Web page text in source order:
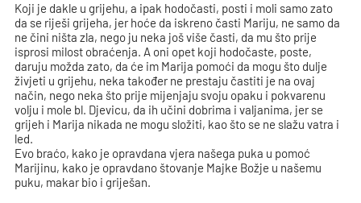
Koji je dakle u grijehu, a ipak hodočasti, posti i moli samo zato
da se riješi grijeha, jer hoće da iskreno časti Mariju, ne samo da
ne čini ništa zla, nego ju neka još više časti, da mu što prije
isprosi milost obraćenja. A oni opet koji hodočaste, poste,
daruju možda zato, da će im Marija pomoći da mogu što dulje
živjeti u grijehu, neka također ne prestaju častiti je na ovaj
način, nego neka što prije mijenjaju svoju opaku i pokvarenu
volju i mole bl. Djevicu, da ih učini dobrima i valjanima, jer se
grijeh i Marija nikada ne mogu složiti, kao što se ne slažu vatra i
led.
Evo braćo, kako je opravdana vjera našega puka u pomoć
Marijinu, kako je opravdano štovanje Majke Božje u našemu
puku, makar bio i griješan.